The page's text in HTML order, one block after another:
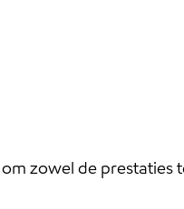
zowel de prestaties